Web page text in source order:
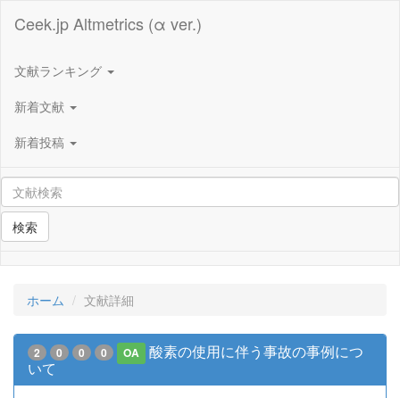
Ceek.jp Altmetrics (α ver.)
文献ランキング
新着文献
新着投稿
検索
ホーム 文献詳細
2 0 0 0 OA
酸素の使用に伴う事故の事例につ
いて